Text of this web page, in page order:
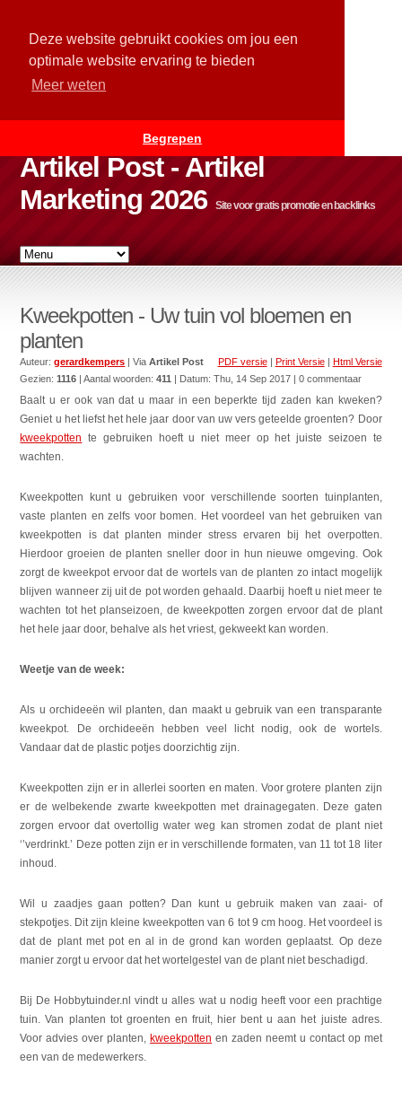
Deze website gebruikt cookies om jou een
optimale website ervaring te bieden
Meer weten
Begrepen
Artikel Post - Artikel
Marketing 2026
Site voor gratis promotie en backlinks
Kweekpotten - Uw tuin vol bloemen en
planten
PDF versie| Print Versie| Html Versie
Auteur:gerardkempers | ViaArtikel Post
Gezien:1116 | Aantal woorden:411 | Datum:Thu, 14 Sep 2017 | 0 commentaar
Baalt u er ook van dat u maar in een beperkte tijd zaden kan kweken?
Geniet u het liefst het hele jaar door van uw vers geteelde groenten? Door
kweekpotten te gebruiken hoeft u niet meer op het juiste seizoen te
wachten.
Kweekpotten kunt u gebruiken voor verschillende soorten tuinplanten,
vaste planten en zelfs voor bomen. Het voordeel van het gebruiken van
kweekpotten is dat planten minder stress ervaren bij het overpotten.
Hierdoor groeien de planten sneller door in hun nieuwe omgeving. Ook
zorgt de kweekpot ervoor dat de wortels van de planten zo intact mogelijk
blijven wanneer zij uit de pot worden gehaald. Daarbij hoeft u niet meer te
wachten tot het planseizoen, de kweekpotten zorgen ervoor dat de plant
het hele jaar door, behalve als het vriest, gekweekt kan worden.
Weetje van de week:
Als u orchideeën wil planten, dan maakt u gebruik van een transparante
kweekpot. De orchideeën hebben veel licht nodig, ook de wortels.
Vandaar dat de plastic potjes doorzichtig zijn.
Kweekpotten zijn er in allerlei soorten en maten. Voor grotere planten zijn
er de welbekende zwarte kweekpotten met drainagegaten. Deze gaten
zorgen ervoor dat overtollig water weg kan stromen zodat de plant niet
‘’verdrinkt.’ Deze potten zijn er in verschillende formaten, van 11 tot 18 liter
inhoud.
Wil u zaadjes gaan potten? Dan kunt u gebruik maken van zaai- of
stekpotjes. Dit zijn kleine kweekpotten van 6 tot 9 cm hoog. Het voordeel is
dat de plant met pot en al in de grond kan worden geplaatst. Op deze
manier zorgt u ervoor dat het wortelgestel van de plant niet beschadigd.
Bij De Hobbytuinder.nl vindt u alles wat u nodig heeft voor een prachtige
tuin. Van planten tot groenten en fruit, hier bent u aan het juiste adres.
Voor advies over planten,kweekpotten en zaden neemt u contact op met
een van de medewerkers.